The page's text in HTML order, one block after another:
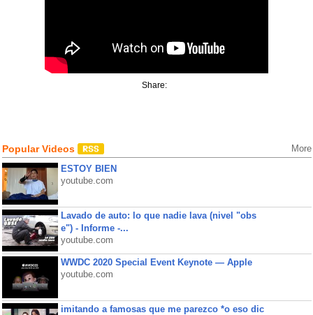
Share:
Popular Videos More
ESTOY BIEN
youtube.com
Lavado de auto: lo que nadie lava (nivel "obs
e") - Informe -...
youtube.com
WWDC 2020 Special Event Keynote — Apple
youtube.com
imitando a famosas que me parezco *o eso dic